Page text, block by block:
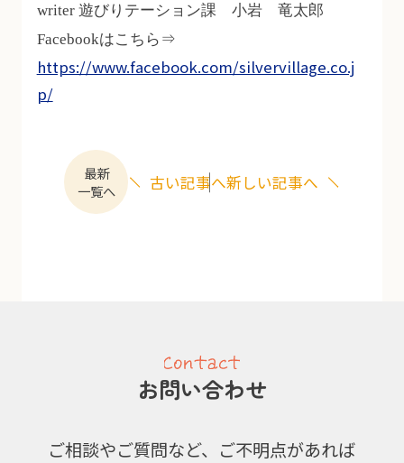
writer 遊びりテーション課 小岩 竜太郎
Facebookはこちら⇒
https://www.facebook.com/silvervillage.co.j
p/
最新
一覧へ
古い記事へ新しい記事へ
お問い合わせ
ご相談やご質問など、ご不明点があれば